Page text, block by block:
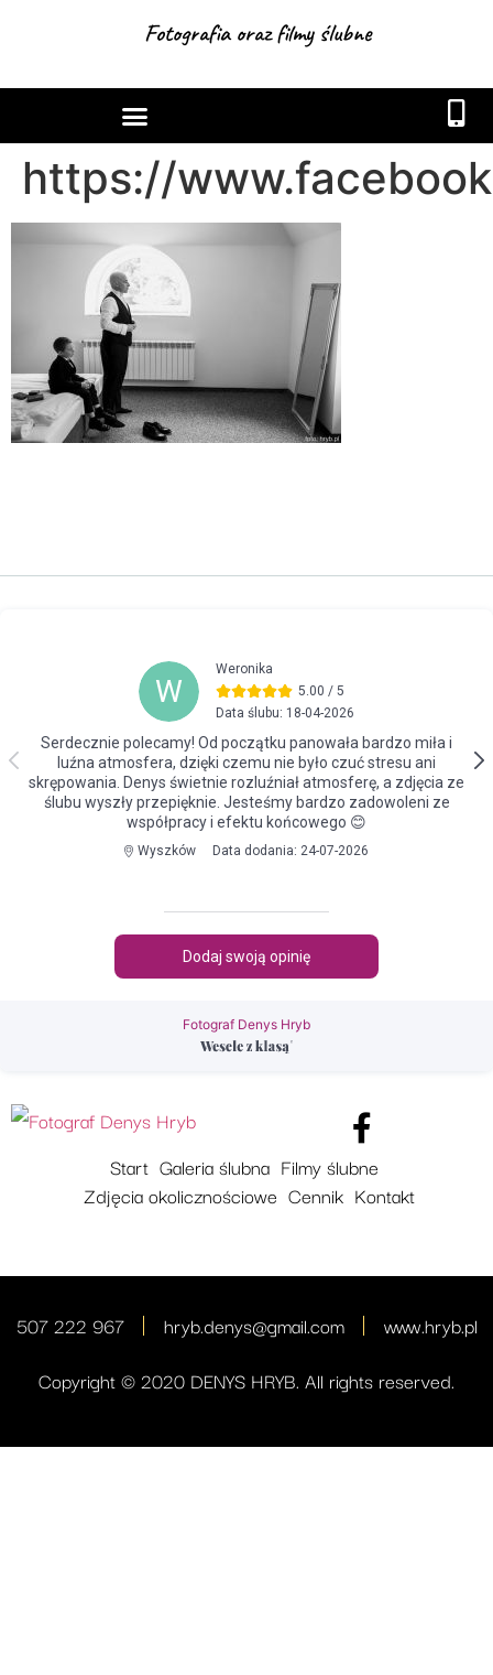
Fotografia oraz filmy ślubne
https://
Fotograf Denys Hryb
Start Galeria ślubna Filmy ślubne
Zdjęcia okolicznościowe Cennik Kontakt
Copyright © 2020 DENYS HRYB. All rights reserved.
507 222 967 hryb.denys@gmail.com www.hryb.pl